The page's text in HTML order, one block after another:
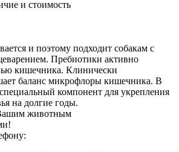
и стоимость
и поэтому подходит собакам с
Пребиотики активно
кишечника. Клинически
баланс микрофлоры кишечника. В
компонент для укрепления
на долгие годы.
животным